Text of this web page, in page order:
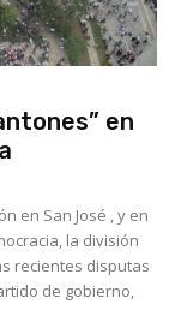
en
en San José , y en
la división
recientes disputas
de gobierno,